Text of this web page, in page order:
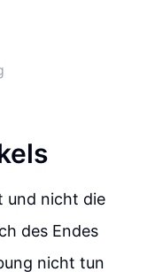
und nicht die
des Endes
nicht tun